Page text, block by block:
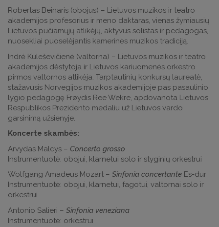
Robertas Beinaris (obojus) – Lietuvos muzikos ir teatro
akademijos profesorius ir meno daktaras, vienas žymiausių
Lietuvos pučiamųjų atlikėjų, aktyvus solistas ir pedagogas,
nuosekliai puoselėjantis kamerinės muzikos tradiciją.
Indrė Kuleševičienė (valtornа) – Lietuvos muzikos ir teatro
akademijos dėstytoja ir Lietuvos kariuomenės orkestro
pirmos valtornos atlikėja. Tarptautinių konkursų laureatė,
stažavusis Norvegijos muzikos akademijoje pas pasaulinio
lygio pedagogę Frøydis Ree Wekre, apdovanota Lietuvos
Respublikos Prezidento medaliu už Lietuvos vardo
garsinimą užsienyje.
Koncerte skambės:
Arvydas Malcys – Concerto grosso
Instrumentuotė: obojui, klarnetui solo ir styginių orkestrui
Wolfgang Amadeus Mozart – Sinfonia concertante Es-dur
Instrumentuotė: obojui, klarnetui, fagotui, valtornai solo ir
orkestrui
Antonio Salieri – Sinfonia veneziana
Instrumentuotė: orkestrui